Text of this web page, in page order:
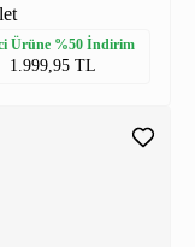
Ürüne %50 İndirim
1.999,95 TL